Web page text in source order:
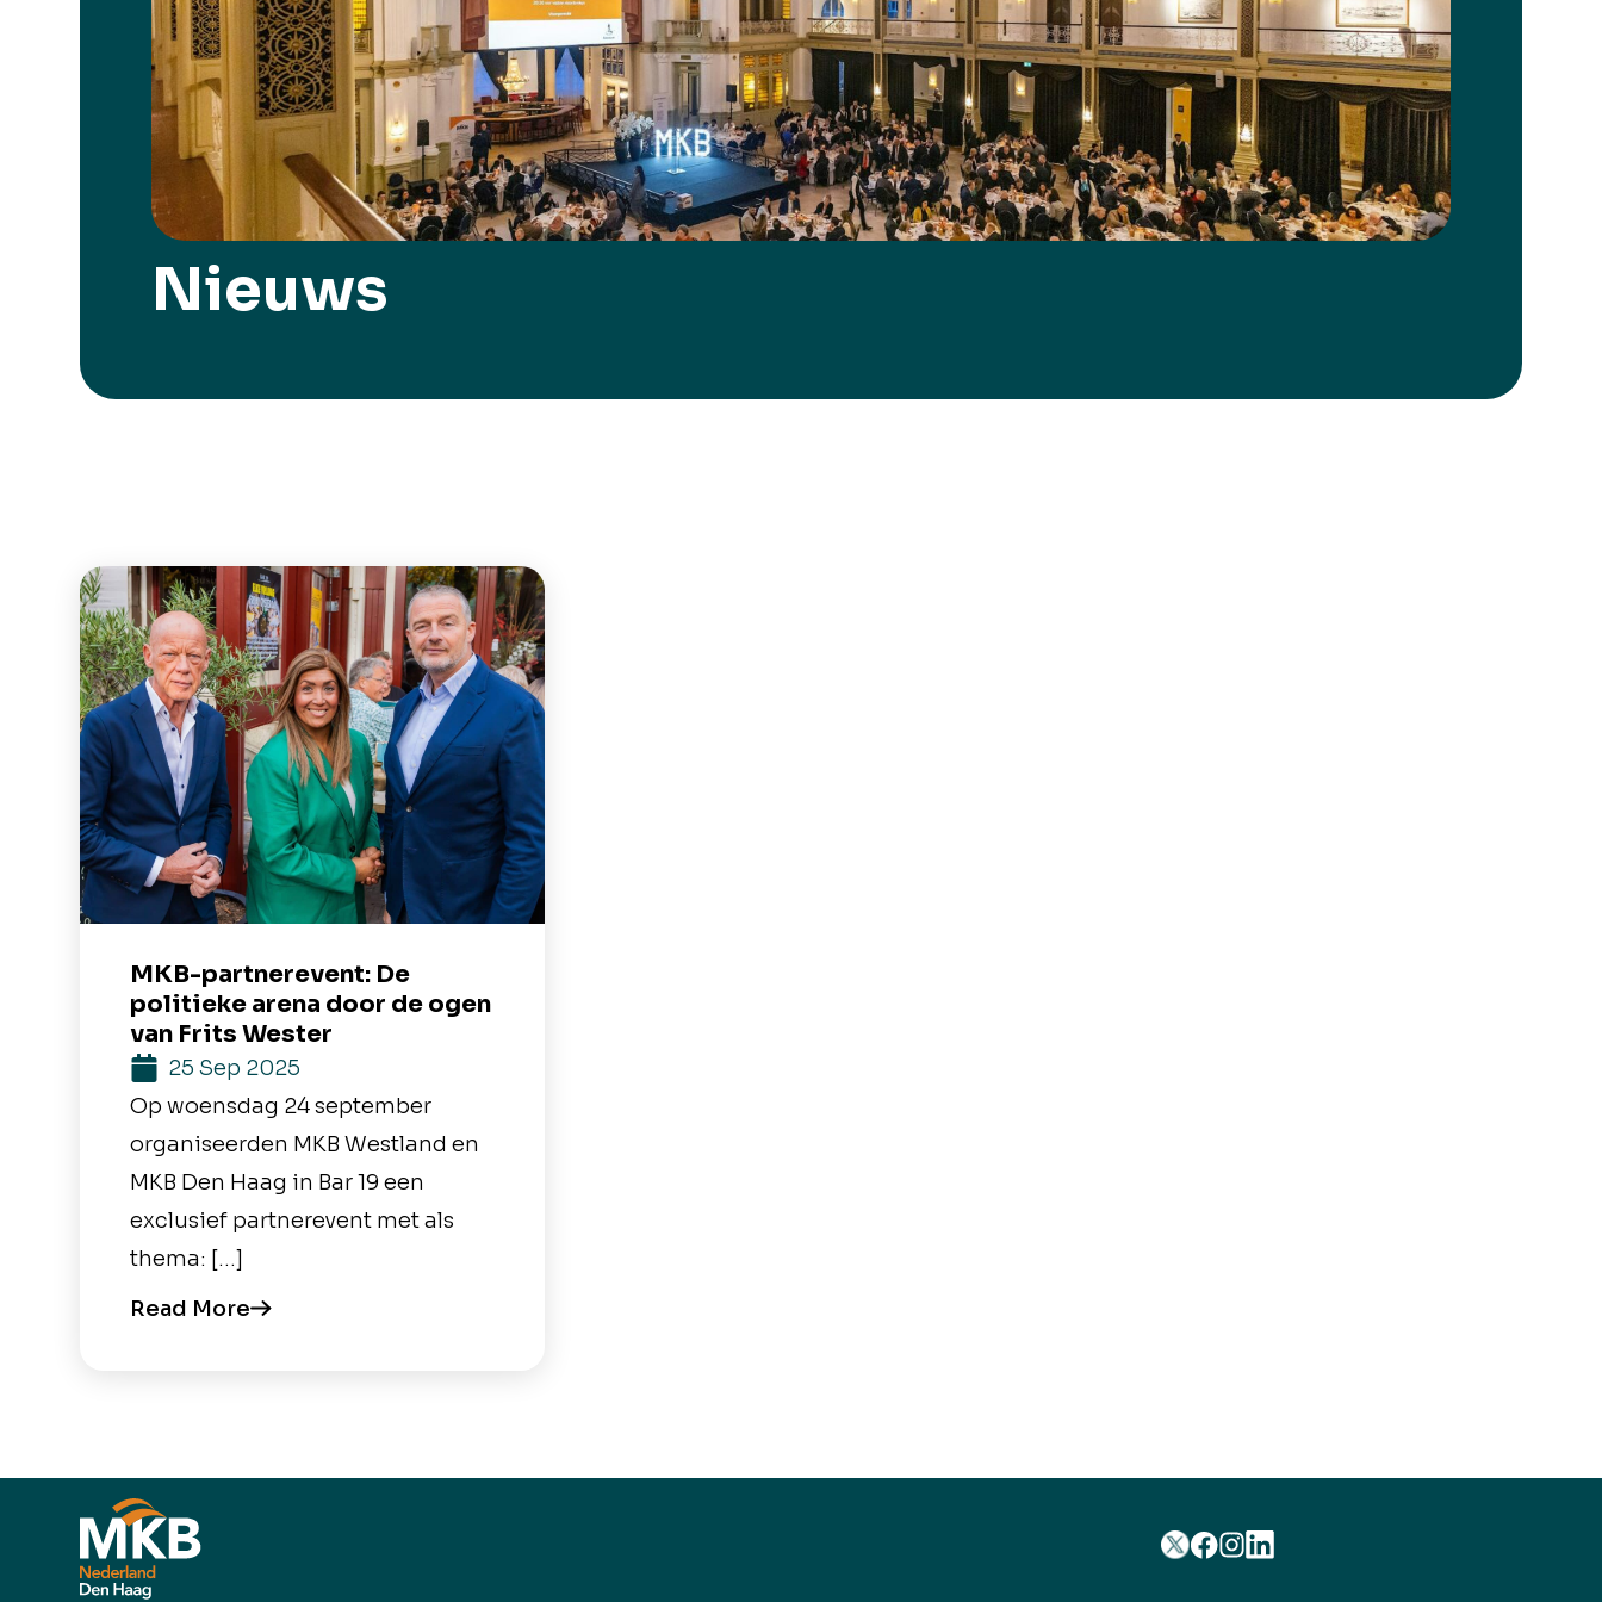
Nieuws
MKB-partnerevent: De
politieke arena door de ogen
van Frits Wester
25 Sep 2025
Op woensdag 24 september
organiseerden MKB Westland en
MKB Den Haag in Bar 19 een
exclusief partnerevent met als
thema: […]
Read More